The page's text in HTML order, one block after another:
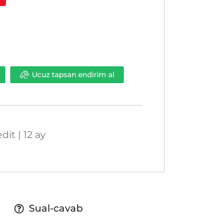
Ucuz tapsan endirim al
| 12 ay
Sual-cavab